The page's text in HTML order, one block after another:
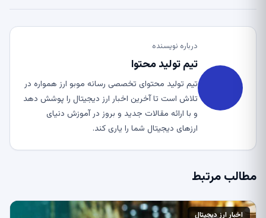
درباره نویسنده
تیم تولید محتوا
تیم تولید محتوای تخصصی رسانه موبو ارز همواره در
تلاش است تا آخرین اخبار ارز دیجیتال را پوشش دهد
و با ارائه مقالات جدید و بروز در آموزش دنیای
ارزهای دیجیتال شما را یاری کند.
مطالب مرتبط
اخبار ارز دیجیتال